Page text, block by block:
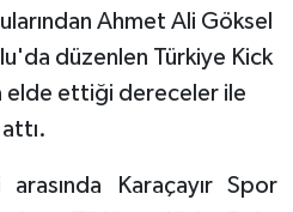
Ahmet Ali Göksel
düzenlen Türkiye Kick
elde ettiği dereceler ile
Karaçayır Spor